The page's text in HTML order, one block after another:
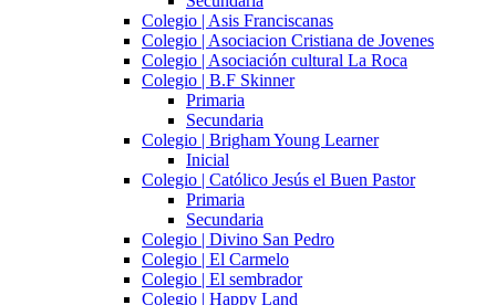
Colegio | Asis Franciscanas
Colegio | Asociacion Cristiana de Jovenes
Colegio | Asociación cultural La Roca
Colegio | B.F Skinner
Primaria
Secundaria
Colegio | Brigham Young Learner
Inicial
Colegio | Católico Jesús el Buen Pastor
Primaria
Secundaria
Colegio | Divino San Pedro
Colegio | El Carmelo
Colegio | El sembrador
Colegio | Happy Land